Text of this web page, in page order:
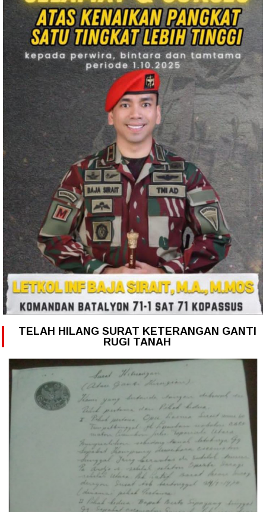
TELAH HILANG SURAT KETERANGAN GANTI
RUGI TANAH